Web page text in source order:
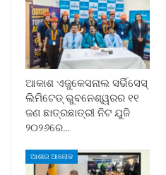
ଆକାଶ ଏଜୁକେସନାଲ ସର୍ଭିସେସ୍
ଲିମିଟେଡ୍ ଭୁବନେଶ୍ୱରର ୧୧
ଜଣ ଛାତ୍ରଛାତ୍ରୀ ନିଟ ଯୁଜି
୨୦୨୬ରେ…
ଆଶାର ଆଲୋକ